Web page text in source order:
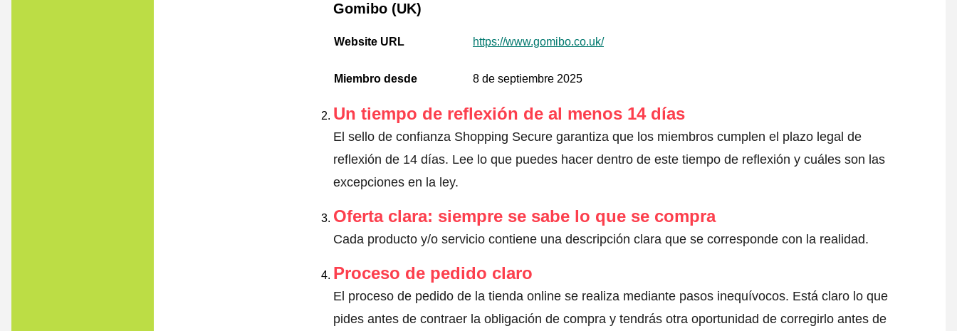
Gomibo (UK)
Website URL https://www.gomibo.co.uk/
Miembro desde 8 de septiembre 2025
Un tiempo de reflexión de al menos 14 días
El sello de confianza Shopping Secure garantiza que los miembros cumplen el plazo legal de
reflexión de 14 días. Lee lo que puedes hacer dentro de este tiempo de reflexión y cuáles son las
excepciones en la ley.
Oferta clara: siempre se sabe lo que se compra
Cada producto y/o servicio contiene una descripción clara que se corresponde con la realidad.
Proceso de pedido claro
El proceso de pedido de la tienda online se realiza mediante pasos inequívocos. Está claro lo que
pides antes de contraer la obligación de compra y tendrás otra oportunidad de corregirlo antes de